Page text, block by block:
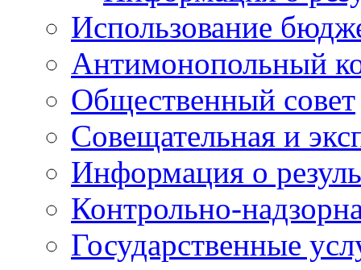
Использование
Антимонопольный
Общественный совет
Совещательная и
Информация о
Контрольно-
Государственные